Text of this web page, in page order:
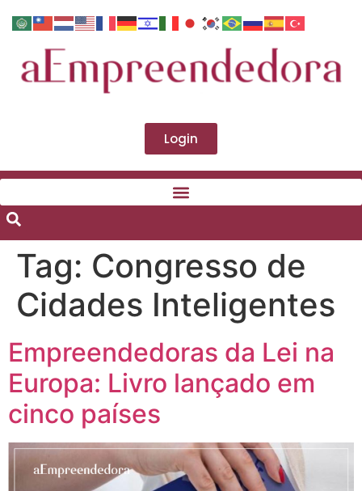
Login
Tag: Congresso de
Cidades Inteligentes
Empreendedoras da Lei na
Europa: Livro lançado em
cinco países